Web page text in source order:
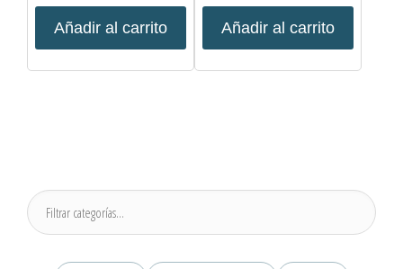
Añadir al carrito Añadir al carrito